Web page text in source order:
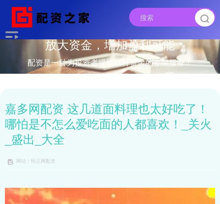
放大资金，增加盈利可能
配资是一种为投资者提供杠杆资金的金融服务！
嘉多网配资 这几道面料理也太好吃了！
哪怕是不怎么爱吃面的人都喜欢！_关火
_盛出_大全
网站：恒正网配资